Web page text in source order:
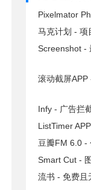
Pixelmator
马克计划 - 项
Screenshot -
滚动截屏
Infy - 广告拦
ListTimer
豆瓣FM 6.0 -
Smart Cut -
流书 - 免费且